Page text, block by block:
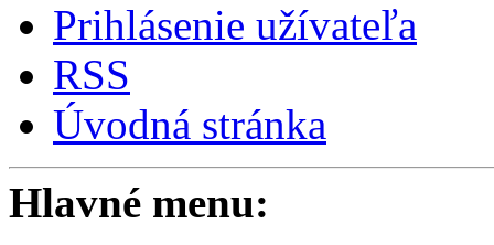
Prihlásenie užívateľa
RSS
Úvodná stránka
Hlavné menu: